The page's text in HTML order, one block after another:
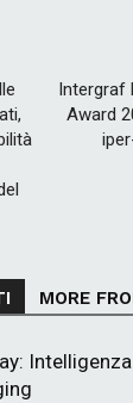
Intergraf
Award
MORE